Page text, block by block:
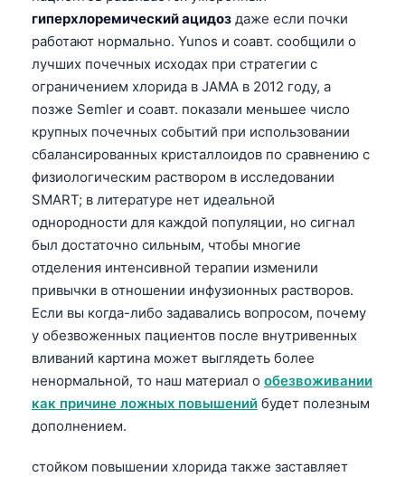
гиперхлоремический ацидоз даже если почки
работают нормально. Yunos и соавт. сообщили о
лучших почечных исходах при стратегии с
ограничением хлорида в JAMA в 2012 году, а
позже Semler и соавт. показали меньшее число
крупных почечных событий при использовании
сбалансированных кристаллоидов по сравнению с
физиологическим раствором в исследовании
SMART; в литературе нет идеальной
однородности для каждой популяции, но сигнал
был достаточно сильным, чтобы многие
отделения интенсивной терапии изменили
привычки в отношении инфузионных растворов.
Если вы когда-либо задавались вопросом, почему
у обезвоженных пациентов после внутривенных
вливаний картина может выглядеть более
ненормальной, то наш материал о обезвоживании
как причине ложных повышений будет полезным
дополнением.
стойком повышении хлорида также заставляет
ئۇيغۇرچە
Кыргызча
Татар теле
Беларуская мова
Esperanto
Frysk
Ślōnskŏ gŏdka
Norsk bokmål